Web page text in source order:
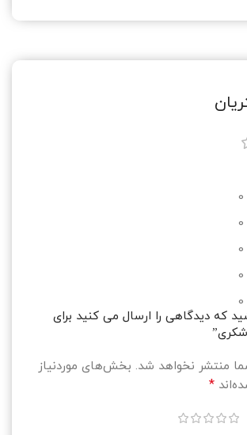
0
0
0
0
0
که دیدگاهی را ارسال می کنید برای
منتشر نخواهد شد. بخش‌های موردنیاز
*